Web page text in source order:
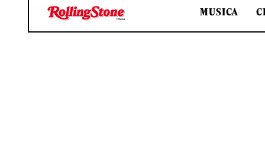
MUSICA